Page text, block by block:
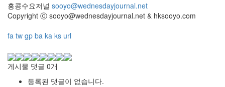
홍콩수요저널 sooyo@wednesdayjournal.net
Copyright ⓒ sooyo@wednesdayjournal.net & hksooyo.com
fa tw gp ba ka ks url
게시물 댓글 0개
등록된 댓글이 없습니다.